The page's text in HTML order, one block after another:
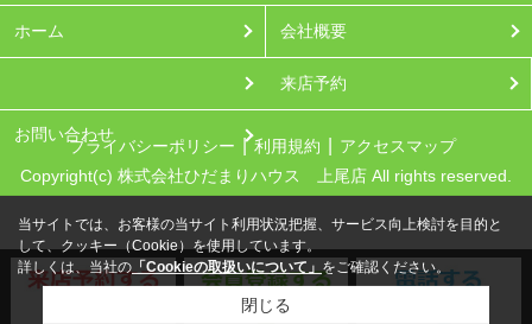
ホーム 会社概要
お問い合わせ
来店予約
プライバシーポリシー 利用規約
アクセスマップ
Copyright(c) 株式会社ひだまりハウス 上尾店 All rights reserved.
当サイトでは、お客様の当サイト利用状況把握、サービス向上検討を目的と
して、クッキー（Cookie）を使用しています。
詳しくは、当社の 「Cookieの取扱いについて」をご確認ください。
閉じる